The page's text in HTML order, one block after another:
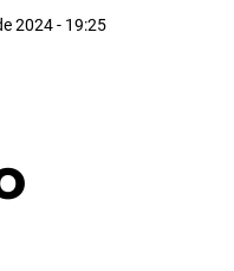
2024 - 19:25